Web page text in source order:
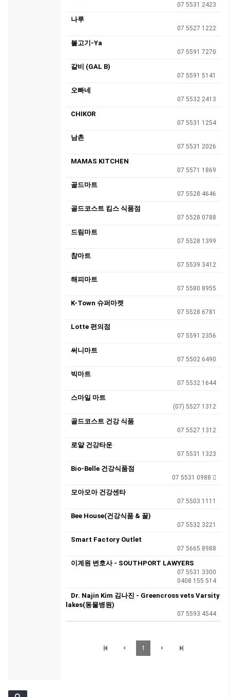
07 5531 2423
나루
07 5527 1222
불고기-Ya
07 5591 7270
갈비 (GAL B)
07 5591 5141
오빠네
07 5532 2413
CHIKOR
07 5531 1254
남촌
07 5531 2026
MAMAS KITCHEN
07 5571 1869
골드마트
07 5528 4646
골드코스트 킴스 식품점
07 5528 0788
드림마트
07 5528 1399
참마트
07 5539 3412
해피마트
07 5580 8955
K-Town 슈퍼마켓
07 5528 6781
Lotte 편의점
07 5591 2356
써니마트
07 5502 6490
빅마트
07 5532 1644
스마일 마트
(07) 5527 1312
골드코스트 건강 식품
07 5527 1312
로얄 건강타운
07 5531 1323
Bio-Belle 건강식품점
07 5531 0988 
모아모아 건강센타
07 5503 1111
Bee House(건강식품 & 꿀)
07 5532 3221
Smart Factory Outlet
07 5665 8988
이계원 변호사 - SOUTHPORT LAWYERS
07 5531 3300
0408 155 514
Dr. Najin Kim 김나진 - Greencross vets Varsity
lakes(동물병원)
07 5593 4544
1